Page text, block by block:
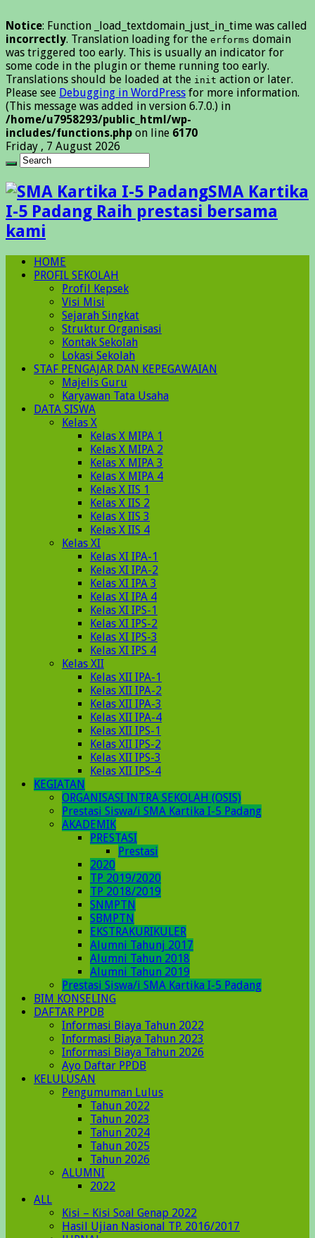
Notice: Function _load_textdomain_just_in_time was called
incorrectly. Translation loading for the erforms domain
was triggered too early. This is usually an indicator for
some code in the plugin or theme running too early.
Translations should be loaded at the init action or later.
Please see Debugging in WordPress for more information.
(This message was added in version 6.7.0.) in
/home/u7958293/public_html/wp-
includes/functions.php on line 6170
Friday , 7 August 2026
SMA Kartika
I-5 Padang Raih prestasi bersama
kami
HOME
PROFIL SEKOLAH
Profil Kepsek
Visi Misi
Sejarah Singkat
Struktur Organisasi
Kontak Sekolah
Lokasi Sekolah
STAF PENGAJAR DAN KEPEGAWAIAN
Majelis Guru
Karyawan Tata Usaha
DATA SISWA
Kelas X
Kelas X MIPA 1
Kelas X MIPA 2
Kelas X MIPA 3
Kelas X MIPA 4
Kelas X IIS 1
Kelas X IIS 2
Kelas X IIS 3
Kelas X IIS 4
Kelas XI
Kelas XI IPA-1
Kelas XI IPA-2
Kelas XI IPA 3
Kelas XI IPA 4
Kelas XI IPS-1
Kelas XI IPS-2
Kelas XI IPS-3
Kelas XI IPS 4
Kelas XII
Kelas XII IPA-1
Kelas XII IPA-2
Kelas XII IPA-3
Kelas XII IPA-4
Kelas XII IPS-1
Kelas XII IPS-2
Kelas XII IPS-3
Kelas XII IPS-4
KEGIATAN
ORGANISASI INTRA SEKOLAH (OSIS)
Prestasi Siswa/i SMA Kartika I-5 Padang
AKADEMIK
PRESTASI
Prestasi
2020
TP 2019/2020
TP 2018/2019
SNMPTN
SBMPTN
EKSTRAKURIKULER
Alumni Tahunj 2017
Alumni Tahun 2018
Alumni Tahun 2019
Prestasi Siswa/i SMA Kartika I-5 Padang
BIM KONSELING
DAFTAR PPDB
Informasi Biaya Tahun 2022
Informasi Biaya Tahun 2023
Informasi Biaya Tahun 2026
Ayo Daftar PPDB
KELULUSAN
Pengumuman Lulus
Tahun 2022
Tahun 2023
Tahun 2024
Tahun 2025
Tahun 2026
ALUMNI
2022
ALL
Kisi – Kisi Soal Genap 2022
Hasil Ujian Nasional TP. 2016/2017